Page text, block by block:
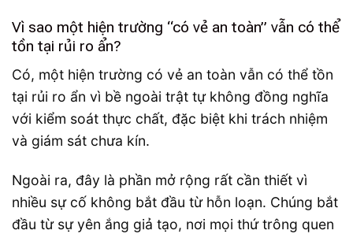
Vì sao một hiện trường “có vẻ an toàn” vẫn có thể
tồn tại rủi ro ẩn?
Có, một hiện trường có vẻ an toàn vẫn có thể tồn
tại rủi ro ẩn vì bề ngoài trật tự không đồng nghĩa
với kiểm soát thực chất, đặc biệt khi trách nhiệm
và giám sát chưa kín.
Ngoài ra, đây là phần mở rộng rất cần thiết vì
nhiều sự cố không bắt đầu từ hỗn loạn. Chúng bắt
đầu từ sự yên ắng giả tạo, nơi mọi thứ trông quen